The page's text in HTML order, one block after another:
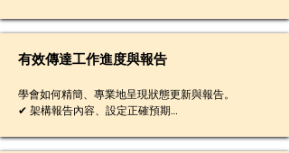
✔ 掌握清楚的對話架構
✔ 適時禮貌地拒絕
有效傳達工作進度與報告
學會如何精簡、專業地呈現狀態更新與報告。
✔ 架構報告內容、設定正確預期
✔ 明確說明目標與成果